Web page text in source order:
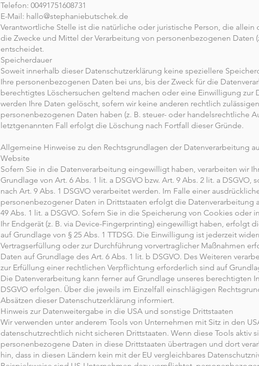
Telefon: 00491751608731
E-Mail: hallo@stephaniebutschek.de
Verantwortliche Stelle ist die natürliche oder juristische Person, die
die Zwecke und Mittel der Verarbeitung von personenbezogenen Daten
entscheidet.
Speicherdauer
Soweit innerhalb dieser Datenschutzerklärung keine speziellere
Ihre personenbezogenen Daten bei uns, bis der Zweck für die
berechtigtes Löschersuchen geltend machen oder eine Einwilligung zur
werden Ihre Daten gelöscht, sofern wir keine anderen rechtlich
personenbezogenen Daten haben (z. B. steuer- oder handelsrechtliche
letztgenannten Fall erfolgt die Löschung nach Fortfall dieser Gründe.
Allgemeine Hinweise zu den Rechtsgrundlagen der Datenverarbeitung
Website
Sofern Sie in die Datenverarbeitung eingewilligt haben, verarbeiten wir
Grundlage von Art. 6 Abs. 1 lit. a DSGVO bzw. Art. 9 Abs. 2 lit. a
nach Art. 9 Abs. 1 DSGVO verarbeitet werden. Im Falle einer
personenbezogener Daten in Drittstaaten erfolgt die Datenverarbeitung
49 Abs. 1 lit. a DSGVO. Sofern Sie in die Speicherung von Cookies oder
Ihr Endgerät (z. B. via Device-Fingerprinting) eingewilligt haben, erfolgt
auf Grundlage von § 25 Abs. 1 TTDSG. Die Einwilligung ist jederzeit
Vertragserfüllung oder zur Durchführung vorvertraglicher Maßnahmen
Daten auf Grundlage des Art. 6 Abs. 1 lit. b DSGVO. Des Weiteren
zur Erfüllung einer rechtlichen Verpflichtung erforderlich sind auf
Die Datenverarbeitung kann ferner auf Grundlage unseres berechtigten
DSGVO erfolgen. Über die jeweils im Einzelfall einschlägigen
Absätzen dieser Datenschutzerklärung informiert.
Hinweis zur Datenweitergabe in die USA und sonstige Drittstaaten
Wir verwenden unter anderem Tools von Unternehmen mit Sitz in den
datenschutzrechtlich nicht sicheren Drittstaaten. Wenn diese Tools aktiv
personenbezogene Daten in diese Drittstaaten übertragen und dort
hin, dass in diesen Ländern kein mit der EU vergleichbares